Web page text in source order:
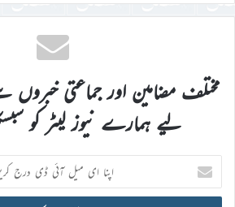
مختلف مضامین اور جماعتی
لیے ہمارے نیوز لیٹر کو
اپنا
ای
میل